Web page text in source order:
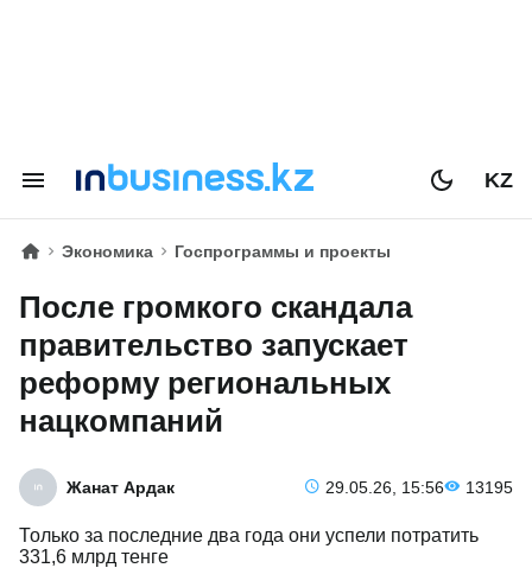
KZ
Экономика Госпрограммы и проекты
После громкого скандала
правительство запускает
реформу региональных
нацкомпаний
Жанат Ардак 29.05.26, 15:56 13195
Только за последние два года они успели потратить
331,6 млрд тенге